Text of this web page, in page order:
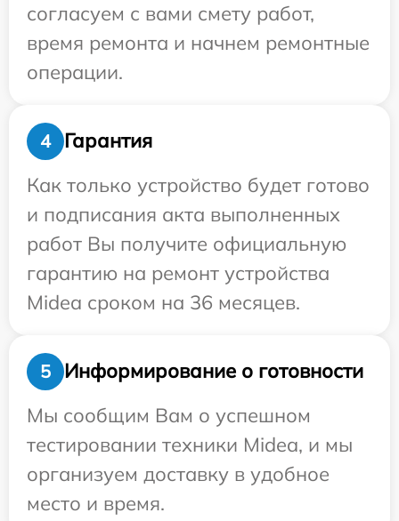
согласуем с вами смету работ,
время ремонта и начнем ремонтные
операции.
4
Гарантия
Как только устройство будет готово
и подписания акта выполненных
работ Вы получите официальную
гарантию на ремонт устройства
Midea сроком на 36 месяцев.
5
Информирование о готовности
Мы сообщим Вам о успешном
тестировании техники Midea, и мы
организуем доставку в удобное
место и время.